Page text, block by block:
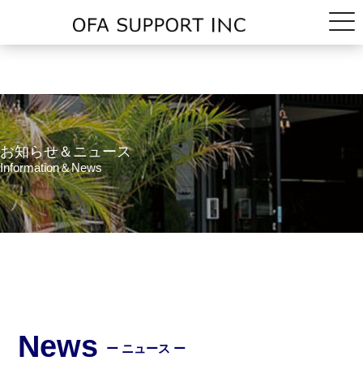
お知らせ＆ニュース
Information＆News
News ー ニュース ー